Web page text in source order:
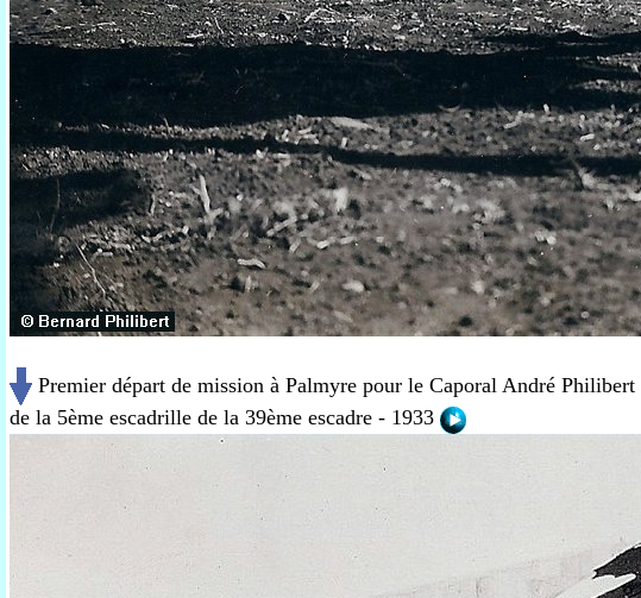
Premier départ de mission à Palmyre pour le Caporal André
de la 5ème escadrille de la 39ème escadre - 1933